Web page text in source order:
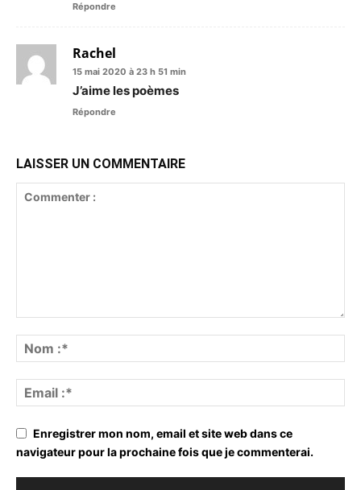
Répondre
Rachel
15 mai 2020 à 23 h 51 min
J’aime les poèmes
Répondre
LAISSER UN COMMENTAIRE
Enregistrer mon nom, email et site web dans ce
navigateur pour la prochaine fois que je commenterai.